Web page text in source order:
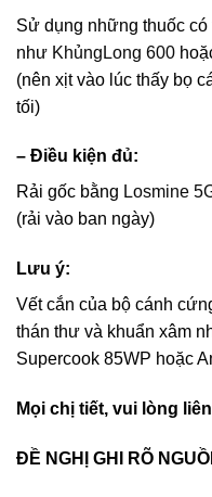
Sử dụng những thuốc
như KhủngLong 600
(nên xịt vào lúc thấy bọ
tối)
– Điều kiện đủ:
Rải gốc bằng Losmine
(rải vào ban ngày)
Lưu ý:
Vết cắn của bộ cánh
thán thư và khuẩn xâm
Supercook 85WP hoặc
Mọi chị tiết, vui lòng
ĐỀ NGHỊ GHI RÕ